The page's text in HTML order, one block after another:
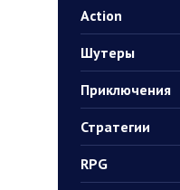
Action
Шутеры
Приключения
Стратегии
RPG